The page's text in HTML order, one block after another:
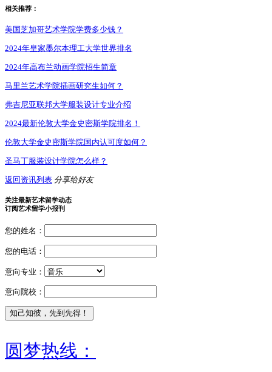
相关推荐：
美国芝加哥艺术学院学费多少钱？
2024年皇家墨尔本理工大学世界排名
2024年高布兰动画学院招生简章
马里兰艺术学院插画研究生如何？
弗吉尼亚联邦大学服装设计专业介绍
2024最新伦敦大学金史密斯学院排名！
伦敦大学金史密斯学院国内认可度如何？
圣马丁服装设计学院怎么样？
返回资讯列表 分享给好友
关注最新艺术留学动态
订阅艺术留学小报刊
您的姓名：
您的电话：
意向专业：
意向院校：
圆梦热线：